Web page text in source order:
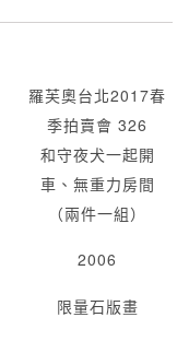
羅芙奧台北2017春
季拍賣會 326
和守夜犬一起開
車、無重力房間
（兩件一組）
2006
限量石版畫